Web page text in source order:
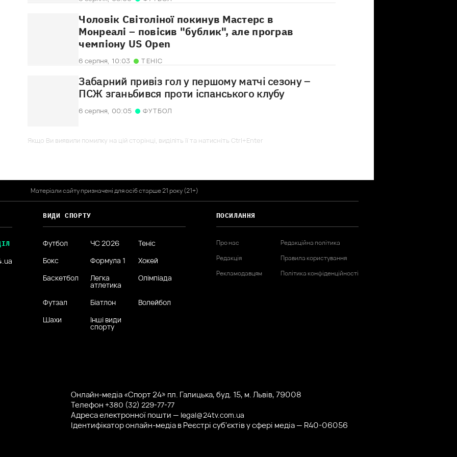
Чоловік Світоліної покинув Мастерс в
Монреалі – повісив "бублик", але програв
чемпіону US Open
6 серпня, 10:03 ТЕНІС
Забарний привіз гол у першому матчі сезону –
ПСЖ зганьбився проти іспанського клубу
6 серпня, 00:05 ФУТБОЛ
Якщо Ви виявили помилку на цій сторінці, виділіть її та натисніть Ctrl+Enter
Матеріали сайту призначені для осіб старше 21 року (21+)
ВИДИ СПОРТУ
Футбол ЧС 2026
Теніс
Бокс
Формула 1
Хокей
Баскетбол
Легка
атлетика
Олімпіада
Футзал Біатлон
Волейбол
Шахи
Інші види
спорту
ПОСИЛАННЯ
Про нас
Редакція
Рекламодавцям
Редакційна політика
Правила користування
Політика конфіденційності
Онлайн-медіа «Спорт 24» пл. Галицька, буд. 15, м. Львів, 79008
Телефон+380 (32) 229-77-77
Адреса електронної пошти — legal@24tv.com.ua
Ідентифікатор онлайн-медіа в Реєстрі суб'єктів у сфері медіа — R40-06056